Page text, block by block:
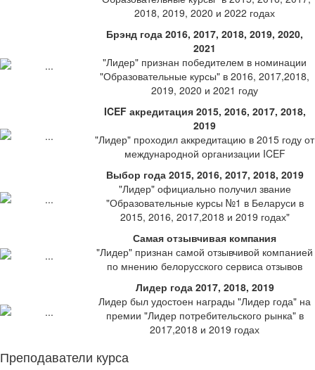
2018, 2019, 2020 и 2022 годах
Брэнд года 2016, 2017, 2018, 2019, 2020,
2021
"Лидер" признан победителем в номинации
"Образовательные курсы" в 2016, 2017,2018,
2019, 2020 и 2021 году
ICEF акредитация 2015, 2016, 2017, 2018,
2019
"Лидер" проходил аккредитацию в 2015 году от
международной организации ICEF
Выбор года 2015, 2016, 2017, 2018, 2019
"Лидер" официально получил звание
"Образовательные курсы №1 в Беларуси в
2015, 2016, 2017,2018 и 2019 годах"
Самая отзывчивая компания
"Лидер" признан самой отзывчивой компанией
по мнению белорусского сервиса отзывов
Лидер года 2017, 2018, 2019
Лидер был удостоен награды "Лидер года" на
премии "Лидер потребительского рынка" в
2017,2018 и 2019 годах
Преподаватели курса